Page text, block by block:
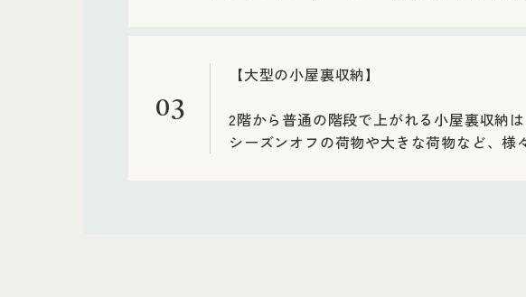
03
【大型の小屋裏収納】
2階から普通の階段で上がれる小屋裏収納
シーズンオフの荷物や大きな荷物など、様